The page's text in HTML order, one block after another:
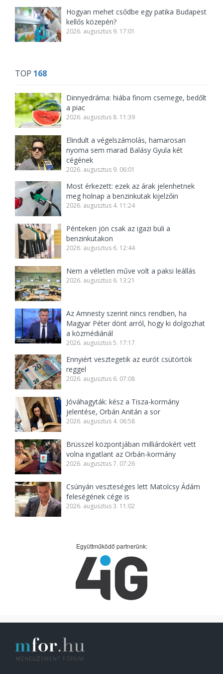
Hogyan mehet csődbe egy patika Budapest
kellős közepén?
2026. augusztus 9. 17:01
TOP 168
Dinnyedráma: hiába finom csemege, bedőlt
a piac
2026. augusztus 8. 11:39
Elindult a végelszámolás, hamarosan
nyoma sem marad Balásy Gyula két
cégének
2026. augusztus 9. 06:01
Most érkezett: ezek az árak jelenhetnek
meg holnap a benzinkutak kijelzőin
2026. augusztus 4. 11:24
Pénteken jön csak az igazi buli a
benzinkutakon
2026. augusztus 6. 12:44
Nem a véletlen műve volt a paksi leállás
2026. augusztus 6. 13:21
Az Amnesty szerint nincs rendben, ha
Magyar Péter dönt arról, hogy ki dolgozhat
a közmédiánál
2026. augusztus 5. 17:17
Ennyiért vesztegetik az eurót csütörtök
reggel
2026. augusztus 6. 07:08
Jóváhagyták: kész a Tisza-kormány
jelentése, Orbán Anitán a sor
2026. augusztus 4. 06:58
Brüsszel központjában milliárdokért vett
volna ingatlant az Orbán-kormány
2026. augusztus 7. 07:26
Csúnyán veszteséges lett Matolcsy Ádám
feleségének cége is
2026. augusztus 3. 11:02
Együttműködő partnerünk: